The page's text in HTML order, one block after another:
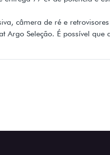
câmera de ré e
Seleção. É possível que